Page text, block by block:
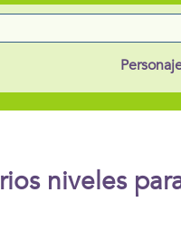
niveles